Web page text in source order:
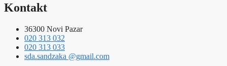
Kontakt
36300 Novi Pazar
020 313 032
020 313 033
sda.sandzaka @gmail.com